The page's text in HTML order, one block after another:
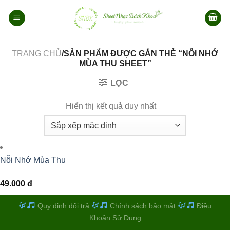
qua
TRANG CHỦ/SẢN PHẨM ĐƯỢC GẮN THẺ “NỖI NHỚ
MÙA THU SHEET”
LỌC
Hiển thị kết quả duy nhất
Nỗi Nhớ Mùa Thu
49.000 đ
Quy định đổi trả Chính sách bảo mật
Điều
Khoản Sử Dụng